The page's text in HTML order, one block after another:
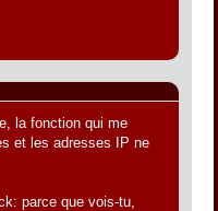
la fonction qui me
et les adresses IP ne
parce que vois-tu,